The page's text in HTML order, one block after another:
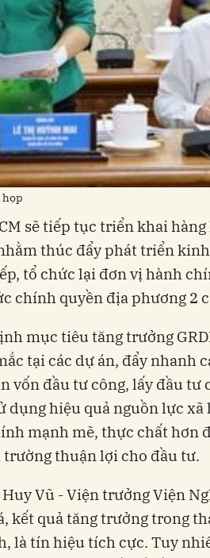
họp
sẽ tiếp tục triển khai
thúc đẩy phát triển
tổ chức lại đơn vị hành
chính quyền địa phương 2
mục tiêu tăng trưởng
tại các dự án, đẩy nhanh
vốn đầu tư công, lấy đầu tư
dụng hiệu quả nguồn lực xã
mạnh mẽ, thực chất hơn
trường thuận lợi cho đầu tư.
Vũ - Viện trưởng Viện
kết quả tăng trưởng trong
là tín hiệu tích cực. Tuy